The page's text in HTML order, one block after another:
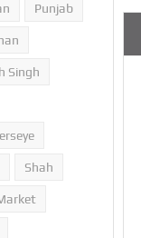
Punjab
Singh
Shah